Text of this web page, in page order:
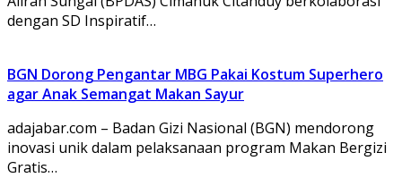
dengan SD Inspiratif…
BGN Dorong Pengantar MBG Pakai Kostum Superhero
agar Anak Semangat Makan Sayur
adajabar.com – Badan Gizi Nasional (BGN) mendorong
inovasi unik dalam pelaksanaan program Makan Bergizi
Gratis…